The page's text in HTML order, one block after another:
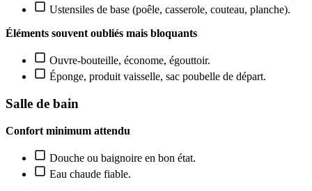
Ustensiles de base (poêle, casserole, couteau, planche).
Éléments souvent oubliés mais bloquants
Ouvre-bouteille, économe, égouttoir.
Éponge, produit vaisselle, sac poubelle de départ.
Salle de bain
Confort minimum attendu
Douche ou baignoire en bon état.
Eau chaude fiable.